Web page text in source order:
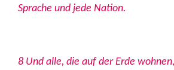
Sprache und jede Nation.
8 Und alle, die auf der Erde